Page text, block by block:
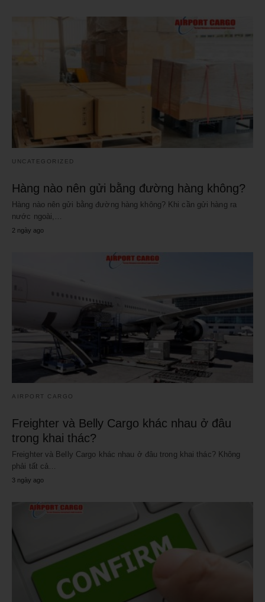
UNCATEGORIZED
Hàng nào nên gửi bằng đường hàng không?
Hàng nào nên gửi bằng đường hàng không? Khi cần gửi hàng ra
nước ngoài,…
2 ngày ago
AIRPORT CARGO
Freighter và Belly Cargo khác nhau ở đâu
trong khai thác?
Freighter và Belly Cargo khác nhau ở đâu trong khai thác? Không
phải tất cả…
3 ngày ago